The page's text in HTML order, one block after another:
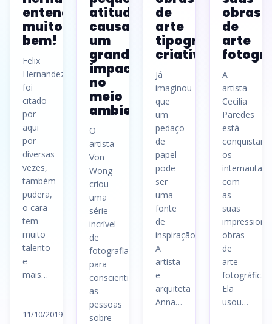
entende
muito
bem!
Felix
Hernandez já
foi
citado
por
aqui
por
diversas
vezes,
também
pudera,
o cara
tem
muito
talento
e
mais…
11/10/2019
atitudes
causam
um
grande
impacto
no
meio
ambiente
O
artista
Von
Wong
criou
uma
série
incrível
de
fotografias
para
conscientizar
as
pessoas
sobre
de
arte
tipográficas
criativas
Já
imaginou
que
um
pedaço
de
papel
pode
ser
uma
fonte
de
inspiração?
A
artista
e
arquiteta
Anna…
obras
de
arte
A
artista
Cecilia
Paredes
está
os
internautas
com
as
suas
obras
de
arte
fotográficas.
Ela
usou…